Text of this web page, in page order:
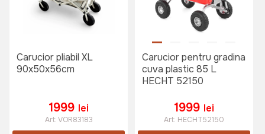
Carucior pliabil XL
90x50x56cm
1999 lei
Art:VOR83183
Carucior pentru gradina
cuva plastic 85 L
HECHT 52150
1999 lei
Art: HECHT52150